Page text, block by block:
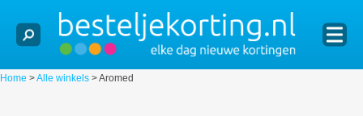
Home >Alle winkels >Aromed